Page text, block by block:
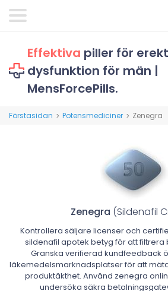
Effektiva piller för
dysfunktion för män |
MensForcePills.
Förstasidan > Potensmediciner > Zenegra
Zenegra (Sildenafil
Kontrollera säljare licenser och
sildenafil apotek betyg för att filtrera
Granska verifierad kundfeedback
läkemedelsmarknadsplatser för att
produktäkthet. Använd zenegra
undersöka säkra